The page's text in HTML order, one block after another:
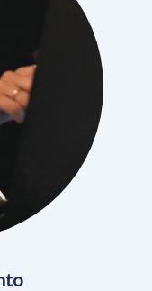
pedidos